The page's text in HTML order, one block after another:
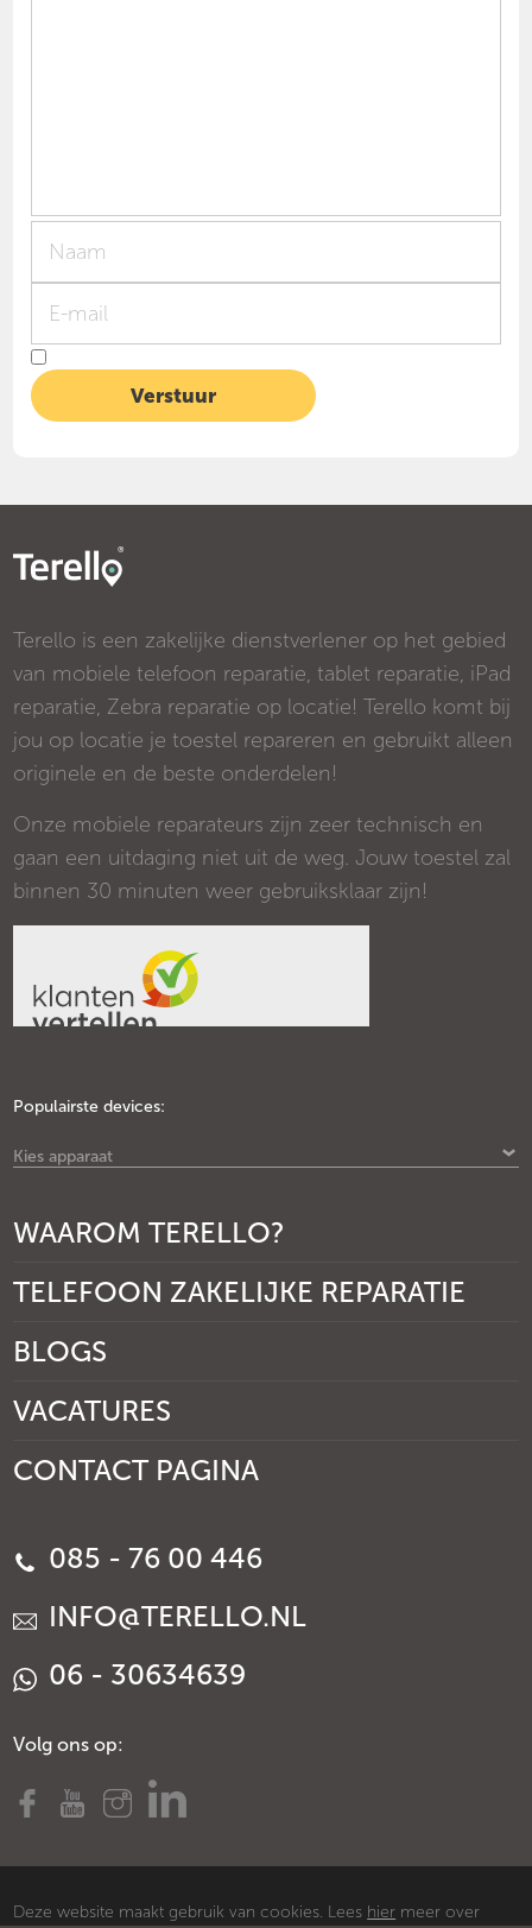
Terello is een zakelijke dienstverlener op het gebied
van mobiele telefoon reparatie, tablet reparatie, iPad
reparatie, Zebra reparatie op locatie! Terello komt bij
jou op locatie je toestel repareren en gebruikt alleen
originele en de beste onderdelen!
Onze mobiele reparateurs zijn zeer technisch en
gaan een uitdaging niet uit de weg. Jouw toestel zal
binnen 30 minuten weer gebruiksklaar zijn!
Populairste devices:
Kies apparaat
WAAROM TERELLO?
TELEFOON ZAKELIJKE REPARATIE
BLOGS
VACATURES
CONTACT PAGINA
085 - 76 00 446
INFO@TERELLO.NL
06 - 30634639
Volg ons op:
Deze website maakt gebruik van cookies. Lees hier meer over